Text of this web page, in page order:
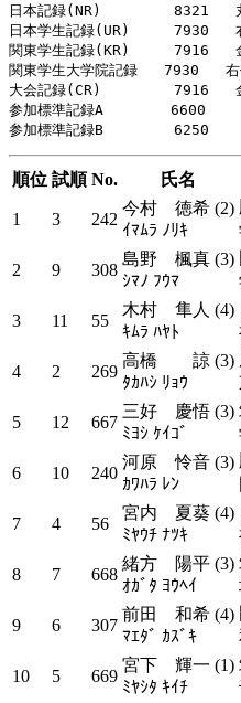
日本記録(NR)    　　 8321
日本学生記録(UR)     7930
関東学生記録(KR)     7916
関東学生大学院記録   7930
大会記録(CR)     　　7916
参加標準記録A     　 6600
順位 試順 No. 氏名
1 3 242
今村 徳希 (2)
ｲﾏﾑﾗ ﾉﾘｷ
2 9 308
島野 楓真 (3)
ｼﾏﾉ ﾌｳﾏ
3 11 55
木村 隼人 (4)
ｷﾑﾗ ﾊﾔﾄ
4 2 269
高橋 諒 (3)
ﾀｶﾊｼ ﾘｮｳ
5 12 667
三好 慶悟 (3)
ﾐﾖｼ ｹｲｺﾞ
6 10 240
河原 怜音 (3)
ｶﾜﾊﾗ ﾚﾝ
7 4 56
宮内 夏葵 (4)
ﾐﾔｳﾁ ﾅﾂｷ
8 7 668
緒方 陽平 (3)
ｵｶﾞﾀ ﾖｳﾍｲ
9 6 307
前田 和希 (4)
ﾏｴﾀﾞ ｶｽﾞｷ
10 5 669
宮下 輝一 (1)
ﾐﾔｼﾀ ｷｲﾁ